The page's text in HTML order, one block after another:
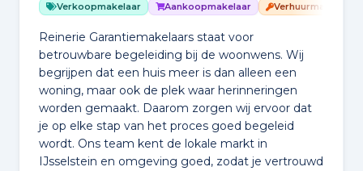
Verkoopmakelaar Aankoopmakelaar Verhuurmakelaar
Reinerie Garantiemakelaars staat voor
betrouwbare begeleiding bij de woonwens. Wij
begrijpen dat een huis meer is dan alleen een
woning, maar ook de plek waar herinneringen
worden gemaakt. Daarom zorgen wij ervoor dat
je op elke stap van het proces goed begeleid
wordt. Ons team kent de lokale markt in
IJsselstein en omgeving goed, zodat je vertrouwd